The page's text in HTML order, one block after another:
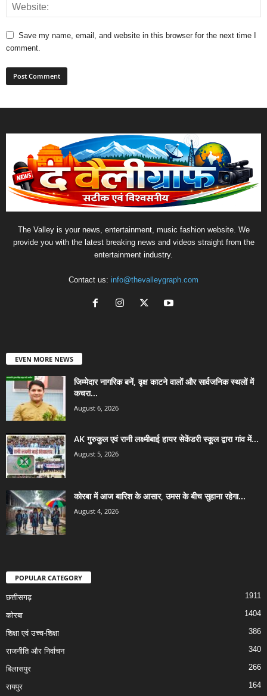
Save my name, email, and website in this browser for the next time I
comment.
The Valley is your news, entertainment, music fashion website. We
provide you with the latest breaking news and videos straight from the
entertainment industry.
Contact us: info@thevalleygraph.com
EVEN MORE NEWS
जिम्मेदार नागरिक बनें, वृक्ष काटने वालों और सार्वजनिक स्थलों में
कचरा...
August 6, 2026
AK गुरुकुल एवं रानी लक्ष्मीबाई हायर सेकेंडरी स्कूल द्वारा गांव में...
August 5, 2026
कोरबा में आज बारिश के आसार, उमस के बीच सुहाना रहेगा...
August 4, 2026
POPULAR CATEGORY
छत्तीसगढ़ 1911
कोरबा 1404
शिक्षा एवं उच्च-शिक्षा 386
राजनीति और निर्वाचन 340
बिलासपुर 266
रायपुर 164